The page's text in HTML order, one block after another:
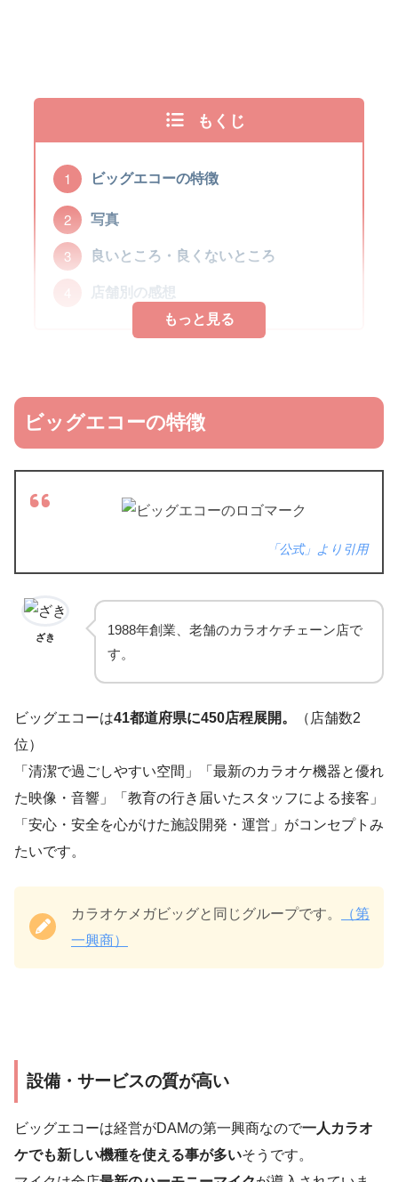
もくじ
ビッグエコーの特徴
写真
良いところ・良くないところ
店舗別の感想
もっと見る
ビッグエコーの特徴
「公式」より引用
ざき
1988年創業、老舗のカラオケチェーン店で
す。
ビッグエコーは41都道府県に450店程展開。
（店舗数2
位）
「清潔で過ごしやすい空間」「最新のカラオケ機器と優れ
た映像・音響」「教育の行き届いたスタッフによる接客」
「安心・安全を心がけた施設開発・運営」がコンセプトみ
たいです。
カラオケメガビッグと同じグループです。
（第
一興商）
設備・サービスの質が高い
ビッグエコーは経営がDAMの第一興商なので一人カラオ
ケでも新しい機種を使える事が多いそうです。